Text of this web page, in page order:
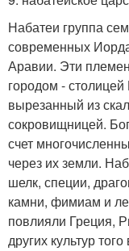
Набатеи группа
современных
Аравии. Эти
городом -
вырезанный из
сокровищницей.
счет
через их земли.
шелк, специи,
камни, фимиам и
повлияли Греция,
других культур